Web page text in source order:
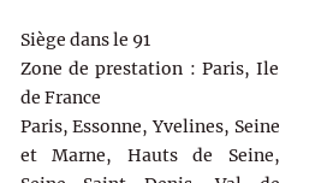
Siège dans le 91
Zone de prestation : Paris, Ile
de France
Paris, Essonne, Yvelines, Seine
et Marne, Hauts de Seine,